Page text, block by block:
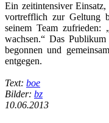
Ein zeitintensiver
vortrefflich zur Geltung
seinem Team
wachsen.“ Das
begonnen und
entgegen.
Text: boe
Bilder: bz
10.06.2013